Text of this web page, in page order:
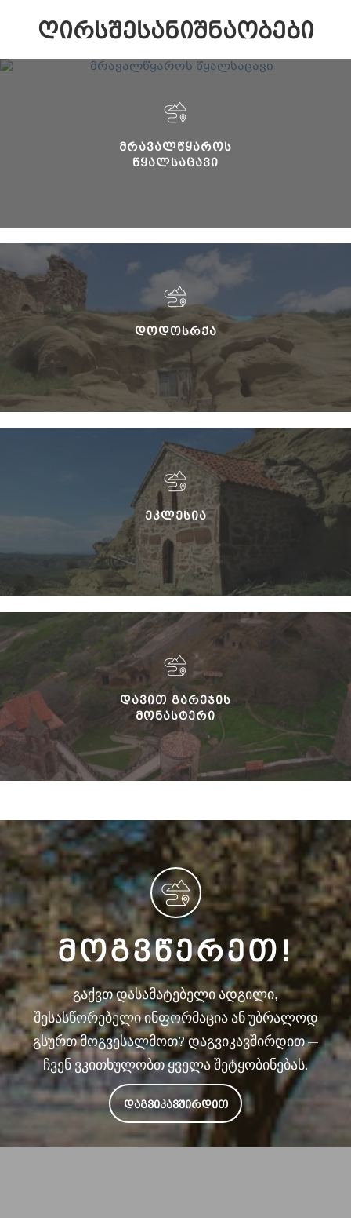
ᲦᲘᲠᲡᲨᲔᲡᲐᲜᲘᲨᲜᲐᲝᲑᲔᲑᲘ
ᲛᲠᲐᲕᲐᲚᲬᲧᲐᲠᲝᲡ
ᲬᲧᲐᲚᲡᲐᲪᲐᲕᲘ
ᲓᲝᲓᲝᲡᲠᲥᲐ
ᲔᲙᲚᲔᲡᲘᲐ
ᲓᲐᲕᲘᲗ ᲒᲐᲠᲔᲯᲘᲡ
ᲛᲝᲜᲐᲡᲢᲔᲠᲘ
ᲛᲝᲒᲕᲬᲔᲠᲔᲗ!
გაქვთ დასამატებელი ადგილი,
შესასწორებელი ინფორმაცია ან უბრალოდ
გსურთ მოგვესალმოთ? დაგვიკავშირდით —
ჩვენ ვკითხულობთ ყველა შეტყობინებას.
ᲓᲐᲒᲕᲘᲙᲐᲕᲨᲘᲠᲓᲘᲗ